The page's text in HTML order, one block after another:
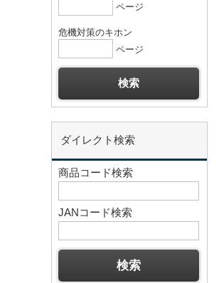
ページ
危機対策のキホン
ページ
ダイレクト検索
商品コード検索
JANコード検索